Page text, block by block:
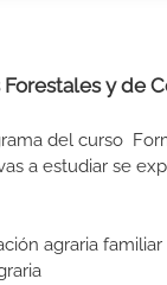
y de
del curso
a estudiar se
agraria familiar